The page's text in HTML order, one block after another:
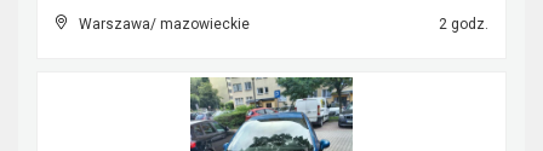
Warszawa/ mazowieckie 2 godz.